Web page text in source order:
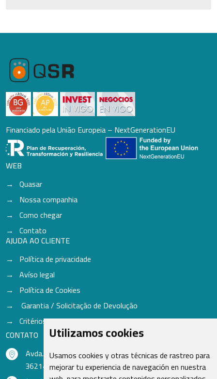
Utilizamos cookies
Usamos cookies y otras técnicas de rastreo para
mejorar tu experiencia de navegación en nuestra
Financiado pela União Europeia – NextGenerationEU
WEB
Quasar
Nossa companhia
Como chegar
Contato
AJUDA AO CLIENTE
Política de privacidade
Avíso legal
Política de Cookies
Garantia / Solicitação de Devolução
Critérios para aceitação de Cores
CONTATO
Avda. do Freixo - Sardoma, 13
36214 Vigo - Pontevedra - Espanha